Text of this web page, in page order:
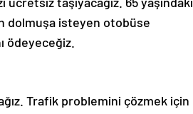
dolmuşa isteyen otobüse
ödeyeceğiz.
Trafik problemini çözmek için